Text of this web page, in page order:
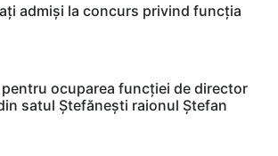
admiși la concurs privind funcția
ocuparea funcției de director
satul Ștefănești raionul Ștefan